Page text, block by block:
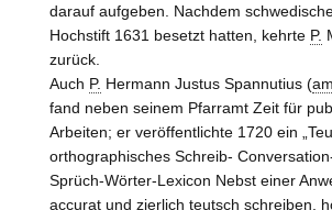
darauf aufgeben. Nachdem
Hochstift 1631 besetzt hatten, kehrte P.
zurück.
Auch P. Hermann Justus Spannutius (
fand neben seinem Pfarramt Zeit für
Arbeiten; er veröffentlichte 1720 ein
orthographisches Schreib-
Sprüch-Wörter-Lexicon Nebst einer
accurat und zierlich teutsch schreiben,